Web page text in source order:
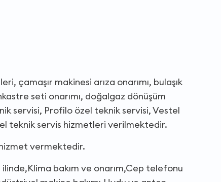
çamaşır makinesi arıza onarımı, bulaşık
seti onarımı, doğalgaz dönüşüm
servisi, Profilo özel teknik servisi, Vestel
teknik servis hizmetleri verilmektedir.
vermektedir.
bakım ve onarım,Cep telefonu